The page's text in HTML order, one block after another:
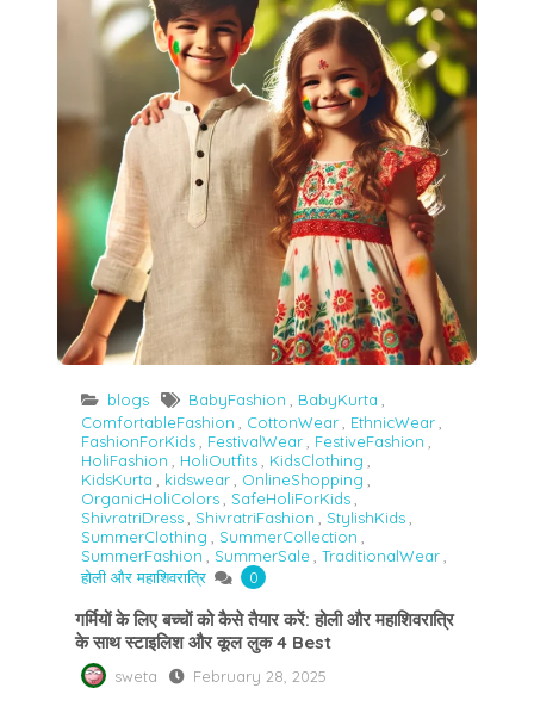
blogs BabyFashion , BabyKurta ,
ComfortableFashion , CottonWear, EthnicWear,
FashionForKids, FestivalWear, FestiveFashion ,
HoliFashion , HoliOutfits, KidsClothing ,
KidsKurta , kidswear, OnlineShopping ,
OrganicHoliColors, SafeHoliForKids,
ShivratriDress, ShivratriFashion , StylishKids,
SummerClothing , SummerCollection ,
SummerFashion , SummerSale , TraditionalWear,
होली और महाशिवरात्रि
0
गर्मियों के लिए बच्चों को कैसे तैयार करें: होली और महाशिवरात्रि
के साथ स्टाइलिश और कूल लुक 4 Best
sweta February 28, 2025